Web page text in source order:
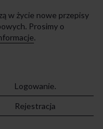
w życie nowe przepisy
Prosimy o
.
Logowanie.
Rejestracja